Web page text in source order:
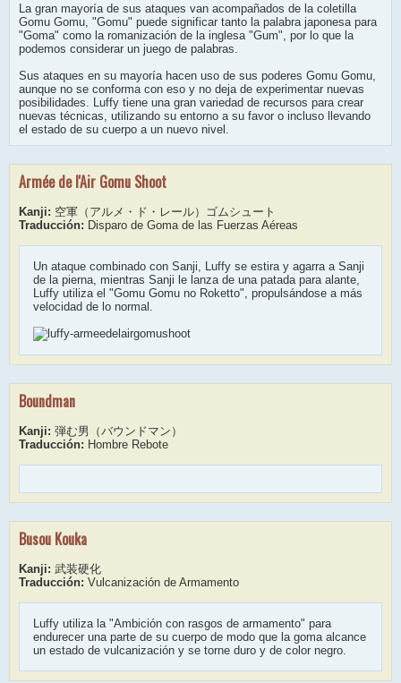
La gran mayoría de sus ataques van acompañados de la coletilla
Gomu Gomu, "Gomu" puede significar tanto la palabra japonesa para
"Goma" como la romanización de la inglesa "Gum", por lo que la
podemos considerar un juego de palabras.
Sus ataques en su mayoría hacen uso de sus poderes Gomu Gomu,
aunque no se conforma con eso y no deja de experimentar nuevas
posibilidades. Luffy tiene una gran variedad de recursos para crear
nuevas técnicas, utilizando su entorno a su favor o incluso llevando
el estado de su cuerpo a un nuevo nivel.
Armée de l'Air Gomu Shoot
Kanji: 空軍（アルメ・ド・レール）ゴムシュート
Traducción: Disparo de Goma de las Fuerzas Aéreas
Un ataque combinado con Sanji, Luffy se estira y agarra a Sanji
de la pierna, mientras Sanji le lanza de una patada para alante,
Luffy utiliza el "Gomu Gomu no Roketto", propulsándose a más
velocidad de lo normal.
Boundman
Kanji: 弾む男（バウンドマン）
Traducción: Hombre Rebote
Busou Kouka
Kanji: 武装硬化
Traducción: Vulcanización de Armamento
Luffy utiliza la "Ambición con rasgos de armamento" para
endurecer una parte de su cuerpo de modo que la goma alcance
un estado de vulcanización y se torne duro y de color negro.